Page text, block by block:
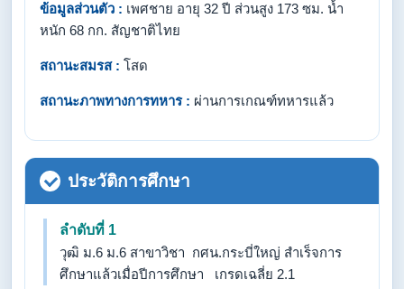
ข้อมูลส่วนตัว : เพศชาย อายุ 32 ปี ส่วนสูง 173 ซม. น้ำ
หนัก 68 กก. สัญชาติไทย
สถานะสมรส : โสด
สถานะภาพทางการทหาร : ผ่านการเกณฑ์ทหารแล้ว
ประวัติการศึกษา
ลำดับที่ 1
วุฒิ ม.6 ม.6 สาขาวิชา กศน.กระบี่ใหญ่ สำเร็จการ
ศึกษาแล้วเมื่อปีการศึกษา เกรดเฉลี่ย 2.1